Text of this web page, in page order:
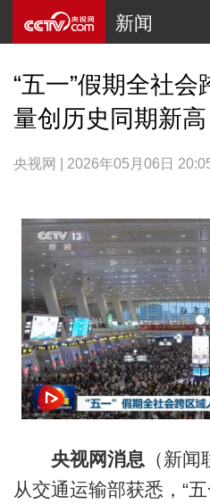
新闻
“五一”假期全社
量创历史同期新高
央视网 | 2026年05月06日
央视网消息 （新
从交通运输部获悉，“